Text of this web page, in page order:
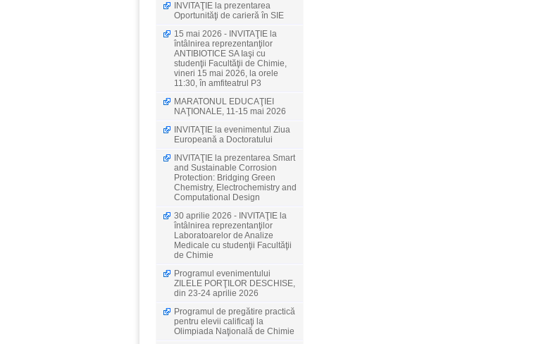
INVITAŢIE la prezentarea
Oportunităţi de carieră în SIE
15 mai 2026 - INVITAŢIE la
întâlnirea reprezentanţilor
ANTIBIOTICE SA Iaşi cu
studenţii Facultăţii de Chimie,
vineri 15 mai 2026, la orele
11:30, în amfiteatrul P3
MARATONUL EDUCAŢIEI
NAŢIONALE, 11-15 mai 2026
INVITAŢIE la evenimentul Ziua
Europeană a Doctoratului
INVITAŢIE la prezentarea Smart
and Sustainable Corrosion
Protection: Bridging Green
Chemistry, Electrochemistry and
Computational Design
30 aprilie 2026 - INVITAŢIE la
întâlnirea reprezentanţilor
Laboratoarelor de Analize
Medicale cu studenţii Facultăţii
de Chimie
Programul evenimentului
ZILELE PORŢILOR DESCHISE,
din 23-24 aprilie 2026
Programul de pregătire practică
pentru elevii calificaţi la
Olimpiada Naţională de Chimie